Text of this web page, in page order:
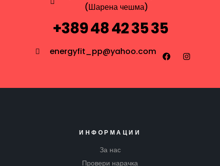
(Шарена чешма)
+389 48 42 35 35
energyfit_pp@yahoo.com
ИНФОРМАЦИИ
За нас
Провери нарачка